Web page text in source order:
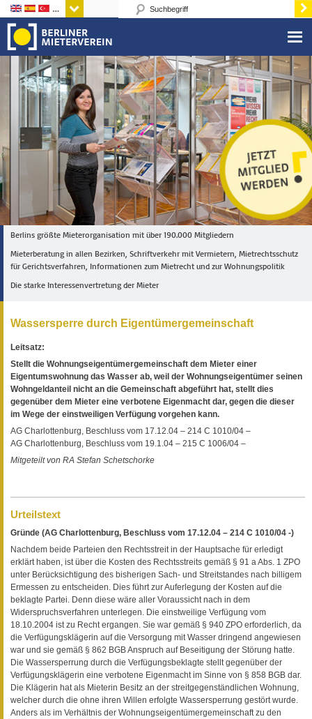
Sprachen
Berlins größte Mieterorganisation mit über 190.000 Mitgliedern
Mieterberatung in allen Bezirken, Schriftverkehr mit Vermietern, Mietrechtsschutz
für Gerichtsverfahren, Informationen zum Mietrecht und zur Wohnungspolitik
Die starke Interessenvertretung der Mieter
Wassersperre durch Eigentümergemeinschaft
Leitsatz:
Stellt die Wohnungseigentümergemeinschaft dem Mieter einer
Eigentumswohnung das Wasser ab, weil der Wohnungseigentümer seinen
Wohngeldanteil nicht an die Gemeinschaft abgeführt hat, stellt dies
gegenüber dem Mieter eine verbotene Eigenmacht dar, gegen die dieser
im Wege der einstweiligen Verfügung vorgehen kann.
AG Charlottenburg, Beschluss vom 17.12.04 – 214 C 1010/04 –
AG Charlottenburg, Beschluss vom 19.1.04 – 215 C 1006/04 –
Mitgeteilt von RA Stefan Schetschorke
Urteilstext
Gründe (AG Charlottenburg, Beschluss vom 17.12.04 – 214 C 1010/04 -)
Nachdem beide Parteien den Rechtsstreit in der Hauptsache für erledigt
erklärt haben, ist über die Kosten des Rechtsstreits gemäß § 91 a Abs. 1 ZPO
unter Berücksichtigung des bisherigen Sach- und Streitstandes nach billigem
Ermessen zu entscheiden. Dies führt zur Auferlegung der Kosten auf die
beklagte Partei. Denn diese wäre aller Voraussicht nach in dem
Widerspruchsverfahren unterlegen. Die einstweilige Verfügung vom
18.10.2004 ist zu Recht ergangen. Sie war gemäß § 940 ZPO erforderlich, da
die Verfügungsklägerin auf die Versorgung mit Wasser dringend angewiesen
war und sie gemäß § 862 BGB Anspruch auf Beseitigung der Störung hatte.
Die Wassersperrung durch die Verfügungsbeklagte stellt gegenüber der
Verfügungsklägerin eine verbotene Eigenmacht im Sinne von § 858 BGB dar.
Die Klägerin hat als Mieterin Besitz an der streitgegenständlichen Wohnung,
welcher durch die ohne ihren Willen erfolgte Wassersperrung gestört wurde.
Anders als im Verhältnis der Wohnungseigentümergemeinschaft zu den